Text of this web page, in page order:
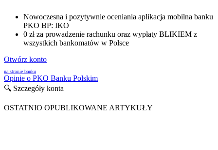
Nowoczesna i pozytywnie oceniania aplikacja mobilna banku
PKO BP: IKO
0 zł za prowadzenie rachunku oraz wypłaty BLIKIEM z
wszystkich bankomatów w Polsce
Otwórz konto
na stronie banku
Opinie o PKO Banku Polskim
🔍 Szczegóły konta
OSTATNIO OPUBLIKOWANE ARTYKUŁY